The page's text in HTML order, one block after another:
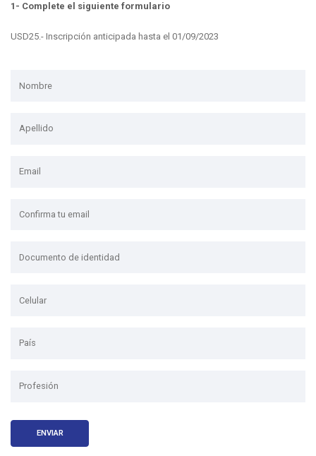
1- Complete el siguiente formulario
USD25.- Inscripción anticipada hasta el 01/09/2023